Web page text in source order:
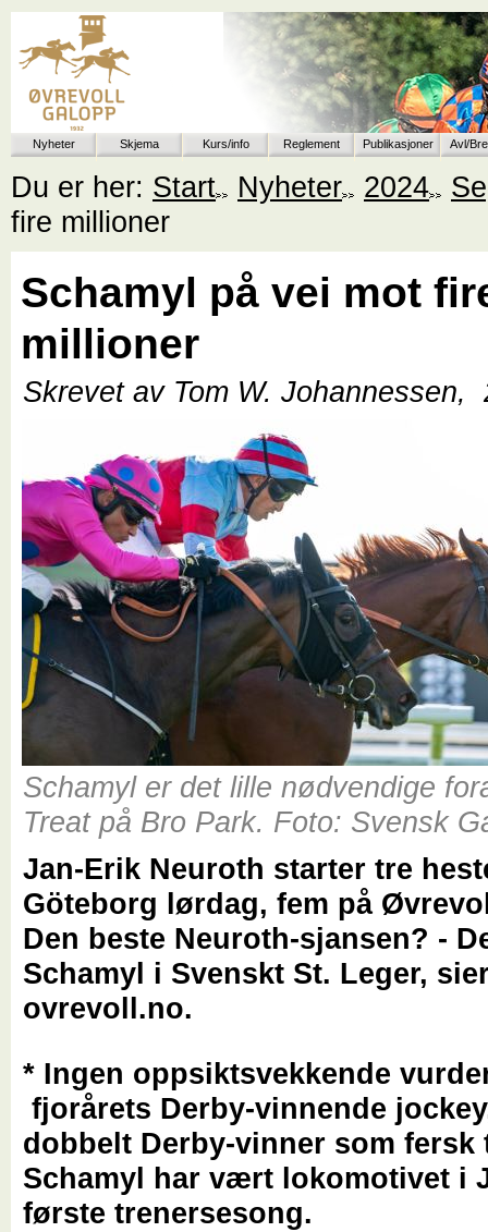
Nyheter Skjema Kurs/info Reglement Publikasjoner Avl/
Du er her: Start Nyheter 2024
fire millioner
Schamyl på vei mot
millioner
Skrevet av Tom W. Johannessen,
Schamyl er det lille nødvendige
Treat på Bro Park. Foto: Svensk
Jan-Erik Neuroth starter tre
Göteborg lørdag, fem på
Den beste Neuroth-sjansen? -
Schamyl i Svenskt St. Leger,
ovrevoll.no.
* Ingen oppsiktsvekkende
fjorårets Derby-vinnende
dobbelt Derby-vinner som fersk
Schamyl har vært lokomotivet i
første trenersesong.